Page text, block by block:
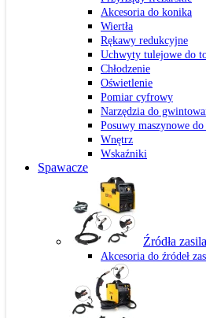
Akcesoria do konika
Wiertła
Rękawy redukcyjne
Uchwyty tulejowe do
Chłodzenie
Oświetlenie
Pomiar cyfrowy
Narzędzia do
Posuwy maszynowe
Wnętrz
Wskaźniki
Spawacze
Źródła
Akcesoria do źródeł